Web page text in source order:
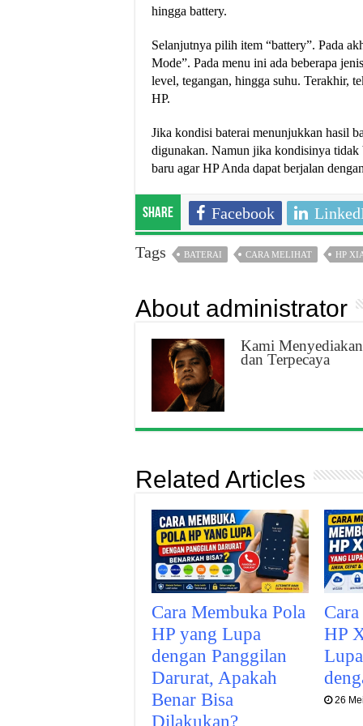
hingga battery.
Selanjutnya pilih item “battery”. Pada
Mode”. Pada menu ini ada beberapa
level, tegangan, hingga suhu. Terakhir,
HP.
Jika kondisi baterai menunjukkan hasil
digunakan. Namun jika kondisinya tidak
baru agar HP Anda dapat berjalan
Share Facebook
Tags BATERAI CARA MELIHAT HP
About administrator
Kami
dan Terpecaya
Related Articles
Cara Membuka Pola
HP yang Lupa
dengan Panggilan
Darurat, Apakah
Benar Bisa
Dilakukan?
HP
26